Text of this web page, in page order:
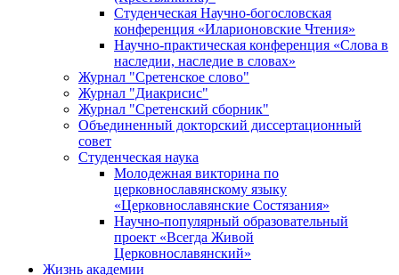
Студенческая Научно-богословская
конференция «Иларионовские Чтения»
Научно-практическая конференция «Cлова в
наследии, наследие в словах»
Журнал "Сретенское слово"
Журнал "Диакрисис"
Журнал "Сретенский сборник"
Объединенный докторский диссертационный
совет
Студенческая наука
Молодежная викторина по
церковнославянскому языку
«Церковнославянские Состязания»
Научно-популярный образовательный
проект «Всегда Живой
Церковнославянский»
Жизнь академии